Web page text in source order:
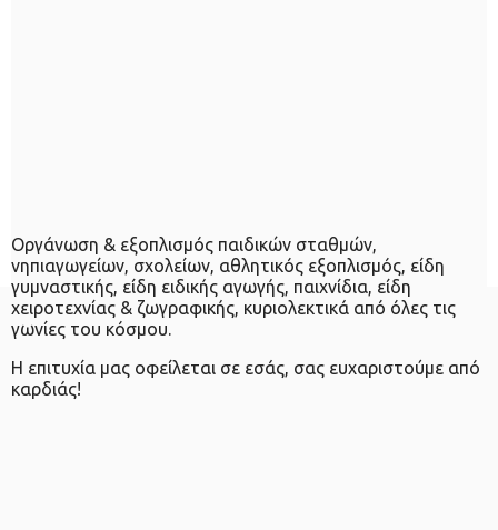
Οργάνωση & εξοπλισμός παιδικών σταθμών,
νηπιαγωγείων, σχολείων, αθλητικός εξοπλισμός, είδη
γυμναστικής, είδη ειδικής αγωγής, παιχνίδια, είδη
χειροτεχνίας & ζωγραφικής, κυριολεκτικά από όλες τις
γωνίες του κόσμου.
Η επιτυχία μας οφείλεται σε εσάς, σας ευχαριστούμε από
καρδιάς!